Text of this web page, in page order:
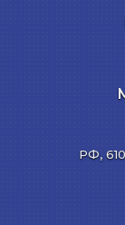
РФ,